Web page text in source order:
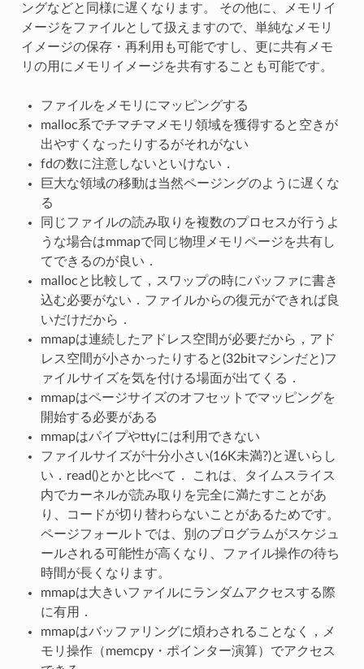
ングなどと同様に遅くなります。 その他に、メモリイ
メージをファイルとして扱えますので、単純なメモリ
イメージの保存・再利用も可能ですし、更に共有メモ
リの用にメモリイメージを共有することも可能です。
ファイルをメモリにマッピングする
malloc系でチマチマメモリ領域を獲得すると空きが
出やすくなったりするがそれがない
fdの数に注意しないといけない．
巨大な領域の移動は当然ページングのように遅くな
る
同じファイルの読み取りを複数のプロセスが行うよ
うな場合はmmapで同じ物理メモリページを共有し
てできるのが良い．
mallocと比較して，スワップの時にバッファに書き
込む必要がない．ファイルからの復元ができれば良
いだけだから．
mmapは連続したアドレス空間が必要だから，アド
レス空間が小さかったりすると(32bitマシンだと)フ
ァイルサイズを気を付ける場面が出てくる．
mmapはページサイズのオフセットでマッピングを
開始する必要がある
mmapはパイプやttyには利用できない
ファイルサイズが十分小さい(16K未満?)と遅いらし
い．read()とかと比べて． これは、タイムスライス
内でカーネルが読み取りを完全に満たすことがあ
り、コードが切り替わらないことがあるためです。
ページフォールトでは、別のプログラムがスケジュ
ールされる可能性が高くなり、ファイル操作の待ち
時間が長くなります。
mmapは大きいファイルにランダムアクセスする際
に有用．
mmapはバッファリングに煩わされることなく，メ
モリ操作（memcpy・ポインター演算）でアクセス